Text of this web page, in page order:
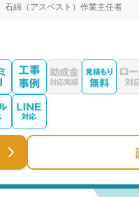
石綿（アスベスト）作業主任者